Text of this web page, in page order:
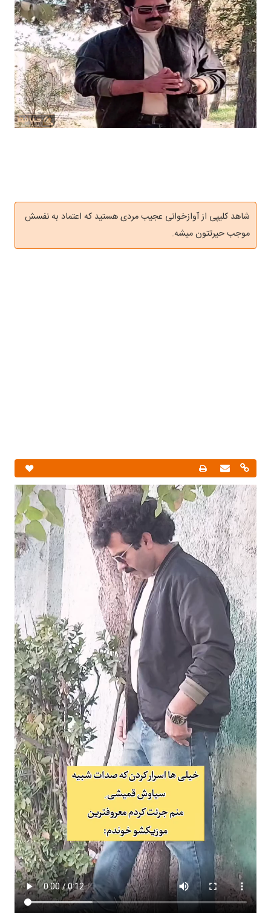
شاهد کلیپی از آوازخوانی عجیب مردی هستید که اعتماد به نفسش
موجب حیرتتون میشه.